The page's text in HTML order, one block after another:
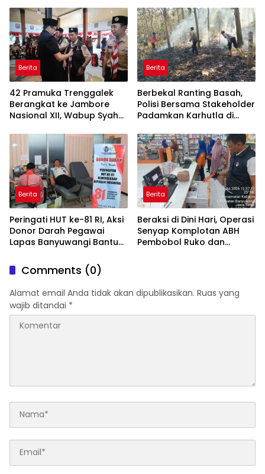
Berita
42 Pramuka Trenggalek
Berangkat ke Jambore
Nasional XII, Wabup Syah
Daerah
Berita
Berbekal Ranting Basah,
Polisi Bersama Stakeholder
Padamkan Karhutla di
Trenggalek
Berita
Peringati HUT ke-81 RI, Aksi
Donor Darah Pegawai
Lapas Banyuwangi Bantu
Berita
Beraksi di Dini Hari, Operasi
Senyap Komplotan ABH
Pembobol Ruko dan
Comments (0)
Alamat email Anda tidak akan dipublikasikan. Ruas yang
wajib ditandai *